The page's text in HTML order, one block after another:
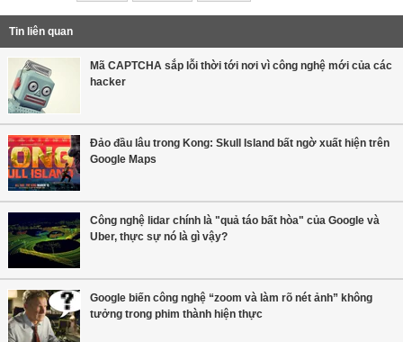
Tin liên quan
Mã CAPTCHA sắp lỗi thời tới nơi vì công nghệ mới của các
hacker
Đảo đầu lâu trong Kong: Skull Island bất ngờ xuất hiện trên
Google Maps
Công nghệ lidar chính là "quả táo bất hòa" của Google và
Uber, thực sự nó là gì vậy?
Google biến công nghệ “zoom và làm rõ nét ảnh” không
tưởng trong phim thành hiện thực